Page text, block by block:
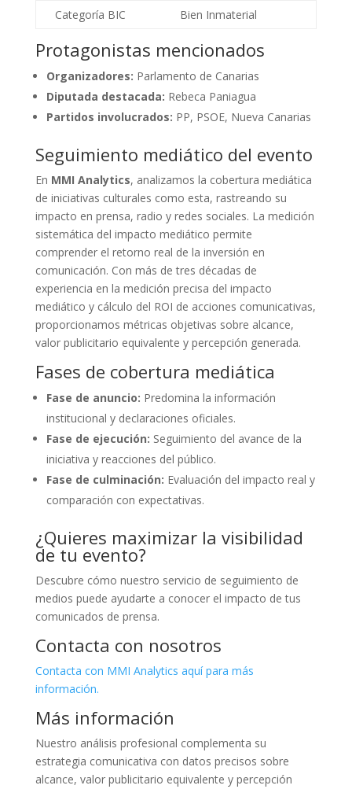
Categoría BIC
Bien Inmaterial
Protagonistas mencionados
Organizadores: Parlamento de Canarias
Diputada destacada: Rebeca Paniagua
Partidos involucrados: PP, PSOE, Nueva Canarias
Seguimiento mediático del evento
En MMI Analytics, analizamos la cobertura mediática
de iniciativas culturales como esta, rastreando su
impacto en prensa, radio y redes sociales. La medición
sistemática del impacto mediático permite
comprender el retorno real de la inversión en
comunicación. Con más de tres décadas de
experiencia en la medición precisa del impacto
mediático y cálculo del ROI de acciones comunicativas,
proporcionamos métricas objetivas sobre alcance,
valor publicitario equivalente y percepción generada.
Fases de cobertura mediática
Fase de anuncio: Predomina la información
institucional y declaraciones oficiales.
Fase de ejecución: Seguimiento del avance de la
iniciativa y reacciones del público.
Fase de culminación: Evaluación del impacto real y
comparación con expectativas.
¿Quieres maximizar la visibilidad
de tu evento?
Descubre cómo nuestro servicio de seguimiento de
medios puede ayudarte a conocer el impacto de tus
comunicados de prensa.
Contacta con nosotros
Contacta con MMI Analytics aquí para más
información.
Más información
Nuestro análisis profesional complementa su
estrategia comunicativa con datos precisos sobre
alcance, valor publicitario equivalente y percepción